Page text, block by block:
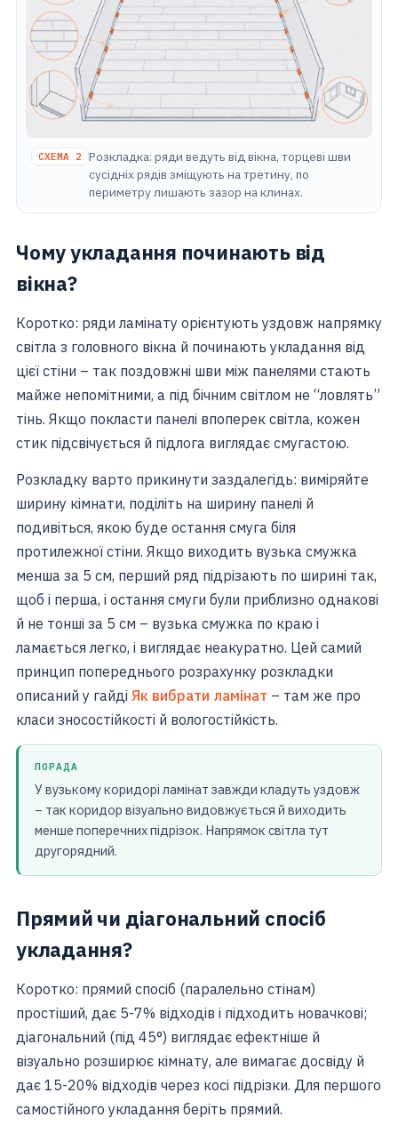
СХЕМА 2 Розкладка: ряди ведуть від вікна, торцеві шви
сусідніх рядів зміщують на третину, по
периметру лишають зазор на клинах.
Чому укладання починають від
вікна?
Коротко: ряди ламінату орієнтують уздовж напрямку
світла з головного вікна й починають укладання від
цієї стіни – так поздовжні шви між панелями стають
майже непомітними, а під бічним світлом не “ловлять”
тінь. Якщо покласти панелі впоперек світла, кожен
стик підсвічується й підлога виглядає смугастою.
Розкладку варто прикинути заздалегідь: виміряйте
ширину кімнати, поділіть на ширину панелі й
подивіться, якою буде остання смуга біля
протилежної стіни. Якщо виходить вузька смужка
менша за 5 см, перший ряд підрізають по ширині так,
щоб і перша, і остання смуги були приблизно однакові
й не тонші за 5 см – вузька смужка по краю і
ламається легко, і виглядає неакуратно. Цей самий
принцип попереднього розрахунку розкладки
описаний у гайді Як вибрати ламінат – там же про
класи зносостійкості й вологостійкість.
ПОРАДА
У вузькому коридорі ламінат завжди кладуть уздовж
– так коридор візуально видовжується й виходить
менше поперечних підрізок. Напрямок світла тут
другорядний.
Прямий чи діагональний спосіб
укладання?
Коротко: прямий спосіб (паралельно стінам)
простіший, дає 5-7% відходів і підходить новачкові;
діагональний (під 45°) виглядає ефектніше й
візуально розширює кімнату, але вимагає досвіду й
дає 15-20% відходів через косі підрізки. Для першого
самостійного укладання беріть прямий.